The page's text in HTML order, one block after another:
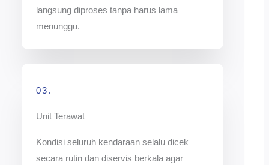
langsung diproses tanpa harus lama
menunggu.
03.
Unit Terawat
Kondisi seluruh kendaraan selalu dicek
secara rutin dan diservis berkala agar